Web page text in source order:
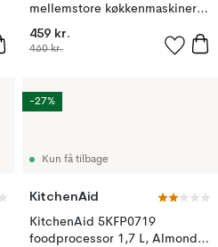
mellemstore køkkenmaskiner,
White
459 kr.
460 kr.
Kun få tilbage
KitchenAid
KitchenAid 5KFP0719
foodprocessor 1,7 L, Almond
-27%